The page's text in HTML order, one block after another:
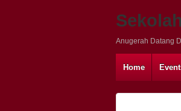
Anugerah Datang
Home